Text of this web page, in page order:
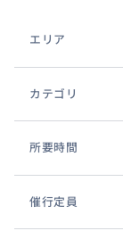
エリア
カテゴリ
所要時間
催行定員